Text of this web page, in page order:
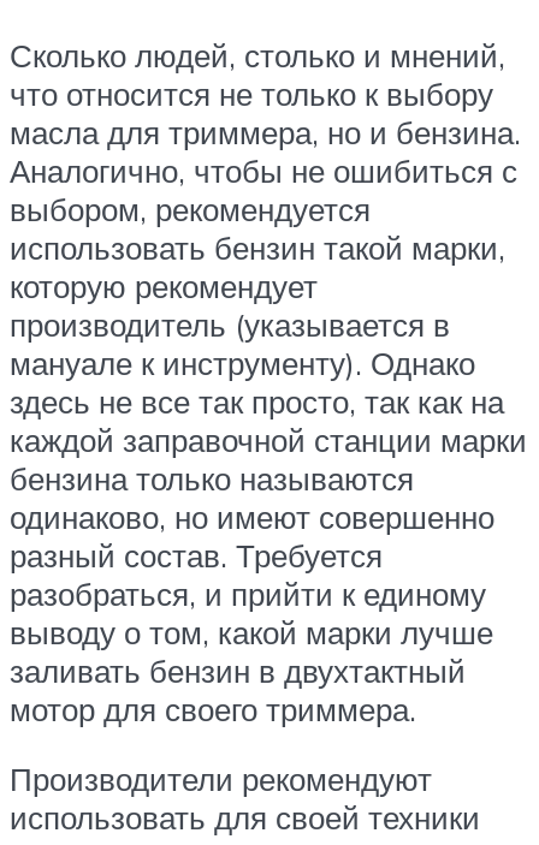
Сколько людей, столько и мнений,
что относится не только к выбору
масла для триммера, но и бензина.
Аналогично, чтобы не ошибиться с
выбором, рекомендуется
использовать бензин такой марки,
которую рекомендует
производитель (указывается в
мануале к инструменту). Однако
здесь не все так просто, так как на
каждой заправочной станции марки
бензина только называются
одинаково, но имеют совершенно
разный состав. Требуется
разобраться, и прийти к единому
выводу о том, какой марки лучше
заливать бензин в двухтактный
мотор для своего триммера.
Производители рекомендуют
использовать для своей техники